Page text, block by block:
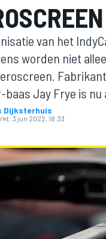
van het
worden niet
baas Jay Frye is
Dijksterhuis
3 jun 2022, 18:33